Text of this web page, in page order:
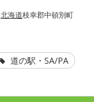
北海道枝幸郡中頓別町
道の駅・SA/PA